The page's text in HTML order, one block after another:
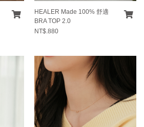
HEALER Made 100% 舒適
BRA TOP 2.0
NT$.880